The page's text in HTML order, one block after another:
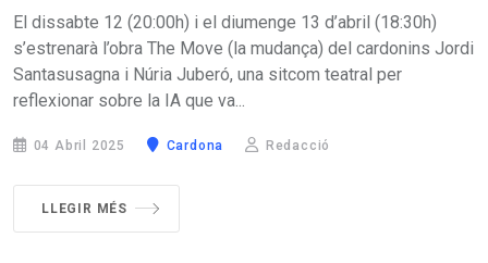
El dissabte 12 (20:00h) i el diumenge 13 d’abril (18:30h)
s’estrenarà l’obra The Move (la mudança) del cardonins Jordi
Santasusagna i Núria Juberó, una sitcom teatral per
reflexionar sobre la IA que va...
04 Abril 2025 Cardona Redacció
LLEGIR MÉS